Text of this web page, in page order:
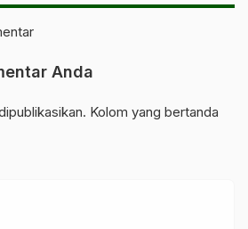
Anda
Kolom yang bertanda